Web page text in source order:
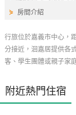
你
玩
地
圖
⋟ 房間介紹
行旅位於嘉義市中心，
分接近，洄嘉居提供各
客、學生團體或親子家
附近熱門住宿